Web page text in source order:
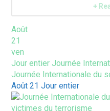
+
Août
21
ven
Jour entierJournée
Journée Internationale du
Août 21Jour entier